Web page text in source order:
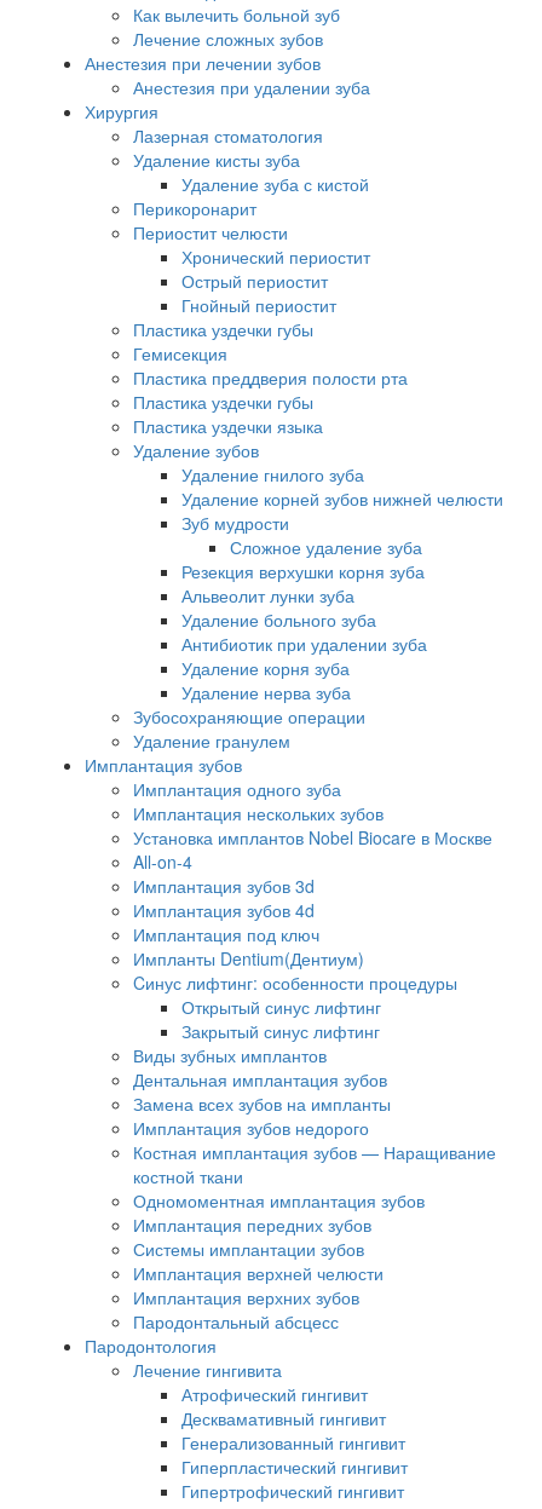
Как вылечить больной зуб
Лечение сложных зубов
Анестезия при лечении зубов
Анестезия при удалении зуба
Хирургия
Лазерная стоматология
Удаление кисты зуба
Удаление зуба с кистой
Перикоронарит
Периостит челюсти
Хронический периостит
Острый периостит
Гнойный периостит
Пластика уздечки губы
Гемисекция
Пластика преддверия полости рта
Пластика уздечки губы
Пластика уздечки языка
Удаление зубов
Удаление гнилого зуба
Удаление корней зубов нижней челюсти
Зуб мудрости
Сложное удаление зуба
Резекция верхушки корня зуба
Альвеолит лунки зуба
Удаление больного зуба
Антибиотик при удалении зуба
Удаление корня зуба
Удаление нерва зуба
Зубосохраняющие операции
Удаление гранулем
Имплантация зубов
Имплантация одного зуба
Имплантация нескольких зубов
Установка имплантов Nobel Biocare в Москве
All-on-4
Имплантация зубов 3d
Имплантация зубов 4d
Имплантация под ключ
Импланты Dentium(Дентиум)
Cинус лифтинг: особенности процедуры
Открытый синус лифтинг
Закрытый синус лифтинг
Виды зубных имплантов
Дентальная имплантация зубов
Замена всех зубов на импланты
Имплантация зубов недорого
Костная имплантация зубов — Наращивание
костной ткани
Одномоментная имплантация зубов
Имплантация передних зубов
Системы имплантации зубов
Имплантация верхней челюсти
Имплантация верхних зубов
Пародонтальный абсцесс
Пародонтология
Лечение гингивита
Атрофический гингивит
Десквамативный гингивит
Генерализованный гингивит
Гиперпластический гингивит
Гипертрофический гингивит